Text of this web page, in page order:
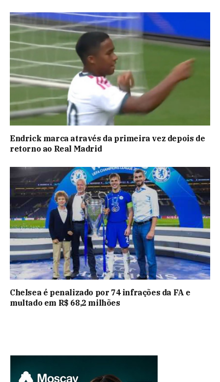
Endrick marca através da primeira vez depois de
retorno ao Real Madrid
Chelsea é penalizado por 74 infrações da FA e
multado em R$ 68,2 milhões